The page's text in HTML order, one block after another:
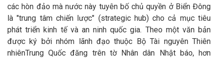
các hòn đảo mà nước này tuyên bố chủ quyền ở Biển Đông
là "trung tâm chiến lược" (strategic hub) cho cả mục tiêu
phát triển kinh tế và an ninh quốc gia. Theo một văn bản
được ký bởi nhóm lãnh đạo thuộc Bộ Tài nguyên Thiên
nhiênTrung Quốc đăng trên tờ Nhân dân Nhật báo, hơn